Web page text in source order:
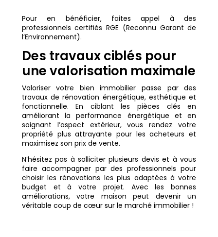
Pour en bénéficier, faites appel à des
professionnels certifiés RGE (Reconnu Garant de
l’Environnement).
Des travaux ciblés pour
une valorisation maximale
Valoriser votre bien immobilier passe par des
travaux de rénovation énergétique, esthétique et
fonctionnelle. En ciblant les pièces clés en
améliorant la performance énergétique et en
soignant l’aspect extérieur, vous rendez votre
propriété plus attrayante pour les acheteurs et
maximisez son prix de vente.
N’hésitez pas à solliciter plusieurs devis et à vous
faire accompagner par des professionnels pour
choisir les rénovations les plus adaptées à votre
budget et à votre projet. Avec les bonnes
améliorations, votre maison peut devenir un
véritable coup de cœur sur le marché immobilier !